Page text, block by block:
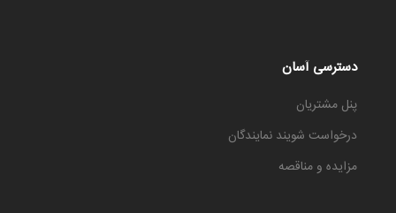
دسترسی آسان
پنل مشتریان
درخواست شویند نمایندگان
مزایده و مناقصه